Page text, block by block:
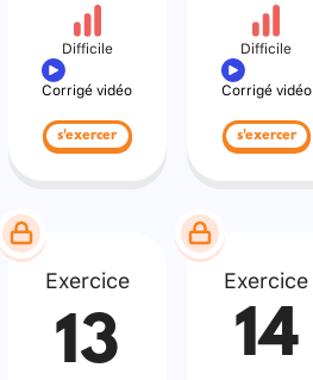
Difficile
Corrigé vidéo
s'exercer
Difficile
Corrigé vidéo
s'exercer
Exercice
13
Exercice
14